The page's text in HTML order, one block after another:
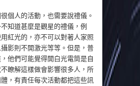
個人的活動，也需要說禮儀。
知道甚麼是觀星的禮儀，例
紅光的，亦不可以對著人家照
影則不開激光等等。但是，普
他們可能覺得開白光電筒是自
瞭解這樣做會影響很多人，所
，有責任每次活動都把這些訊